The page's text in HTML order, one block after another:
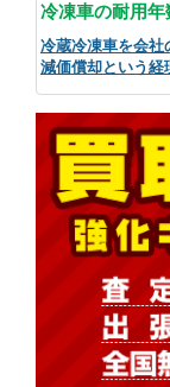
冷凍車の耐用年
冷蔵冷凍車を会社
減価償却という経